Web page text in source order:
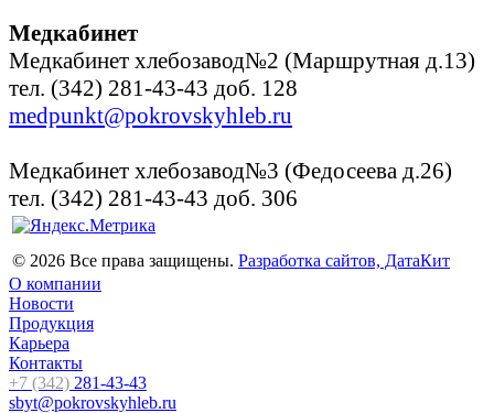
Медкабинет
Медкабинет хлебозавод№2 (Маршрутная д.13)
тел. (342) 281-43-43 доб. 128
medpunkt@pokrovskyhleb.ru
Медкабинет хлебозавод№3 (Федосеева д.26)
тел. (342) 281-43-43 доб. 306
© 2026 Все права защищены. Разработка сайтов, ДатаКит
О компании
Новости
Продукция
Карьера
Контакты
+7 (342) 281-43-43
sbyt@pokrovskyhleb.ru